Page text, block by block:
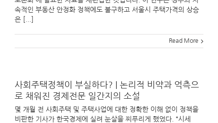
속적인 부동산 안정화 정책에도 불구하고 서울시 주택가격의 상승
은 [...]
Read More
사회주택정책이 부실하다? | 논리적 비약과 억측으
로 채워진 경제전문 일간지의 소설
몇 개월 전 사회주택 및 주택사업에 대한 정확한 이해 없이 정책을
비판한 기사가 한국경제에 실려 눈살을 찌푸리게 했었다. “시세